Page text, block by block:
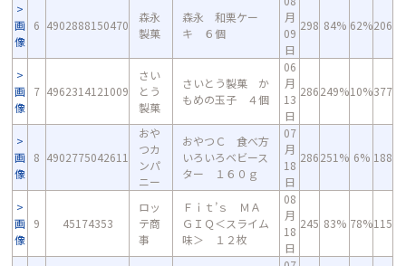
画
像
6 4902888150470
森永
製菓
森永 和栗ケー
キ ６個
月
09
日
298 84% 62%206
画
像
7 4962314121009
さい
とう
製菓
さいとう製菓 か
もめの玉子 ４個
06
月
13
日
286249%10%377
画
像
8 4902775042611
おや
つカ
ンパ
ニー
おやつＣ 食べ方
いろいろベビース
ター １６０ｇ
07
月
18
日
286251% 6% 188
画
像
9 45174353
ロッ
テ商
事
Ｆｉｔ’ｓ ＭＡ
ＧＩＱ＜スライム
味＞ １２枚
08
月
18
日
245 83% 78%115